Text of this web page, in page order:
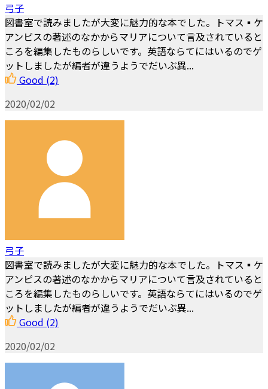
弓子
図書室で読みましたが大変に魅力的な本でした。トマス▪ケ
アンピスの著述のなかからマリアについて言及されていると
ころを編集したものらしいです。英語ならてにはいるのでゲ
ットしましたが編者が違うようでだいぶ異...
Good (2)
2020/02/02
弓子
図書室で読みましたが大変に魅力的な本でした。トマス▪ケ
アンピスの著述のなかからマリアについて言及されていると
ころを編集したものらしいです。英語ならてにはいるのでゲ
ットしましたが編者が違うようでだいぶ異...
Good (2)
2020/02/02